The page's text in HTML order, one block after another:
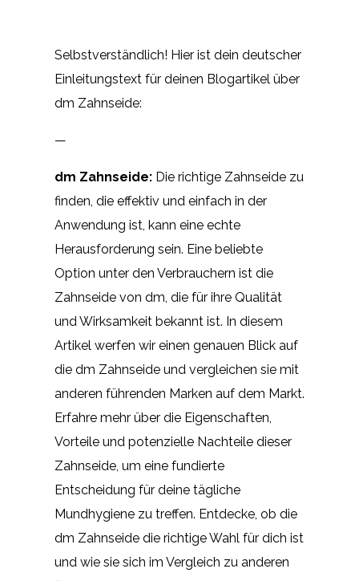
Selbstverständlich! Hier ist dein deutscher
Einleitungstext für deinen Blogartikel über
dm Zahnseide:
—
dm Zahnseide: Die richtige Zahnseide zu
finden, die effektiv und einfach in der
Anwendung ist, kann eine echte
Herausforderung sein. Eine beliebte
Option unter den Verbrauchern ist die
Zahnseide von dm, die für ihre Qualität
und Wirksamkeit bekannt ist. In diesem
Artikel werfen wir einen genauen Blick auf
die dm Zahnseide und vergleichen sie mit
anderen führenden Marken auf dem Markt.
Erfahre mehr über die Eigenschaften,
Vorteile und potenzielle Nachteile dieser
Zahnseide, um eine fundierte
Entscheidung für deine tägliche
Mundhygiene zu treffen. Entdecke, ob die
dm Zahnseide die richtige Wahl für dich ist
und wie sie sich im Vergleich zu anderen